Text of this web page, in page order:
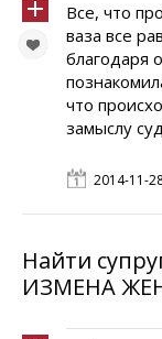
Все, что
ваза все
благодаря
что
замыслу
2014-11-
Найти
ИЗМЕНА